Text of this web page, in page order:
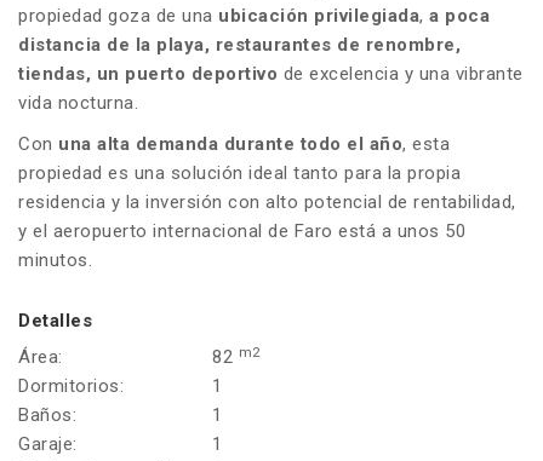
propiedad goza de una ubicación privilegiada, a poca
distancia de la playa, restaurantes de renombre,
tiendas, un puerto deportivo de excelencia y una vibrante
vida nocturna.
Con una alta demanda durante todo el año, esta
propiedad es una solución ideal tanto para la propia
residencia y la inversión con alto potencial de rentabilidad,
y el aeropuerto internacional de Faro está a unos 50
minutos.
Detalles
Área:
82 m2
Dormitorios:
1
Baños:
1
Garaje:
1